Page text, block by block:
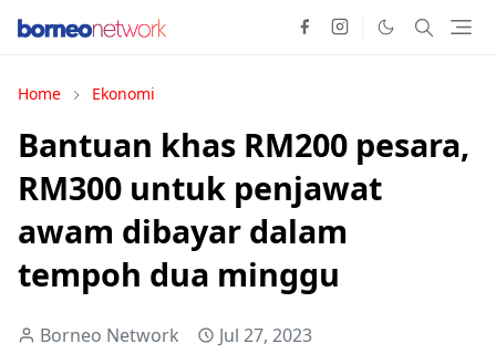
Home Ekonomi
Bantuan khas RM200 pesara,
RM300 untuk penjawat
awam dibayar dalam
tempoh dua minggu
Borneo Network Jul 27, 2023